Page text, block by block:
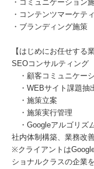
・コミュニケーション
・コンテンツマーケテ
・ブランディング施策
【はじめにお任せする業
SEOコンサルティング
・顧客コミュニケー
・WEBサイト課題抽
・施策立案
・施策実行管理
・Googleアルゴリズ
社内体制構築、業務改
※クライアントは
ショナルクラスの企業